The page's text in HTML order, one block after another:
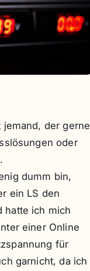
der gerne
oder
dumm bin,
ein LS den
hatte ich mich
einer Online
für
garnicht, da ich